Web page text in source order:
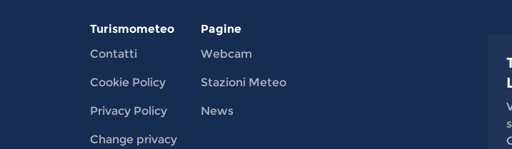
Turismometeo
Contatti
Cookie Policy
Privacy Policy
Change privacy
Pagine
Webcam
Stazioni Meteo
News